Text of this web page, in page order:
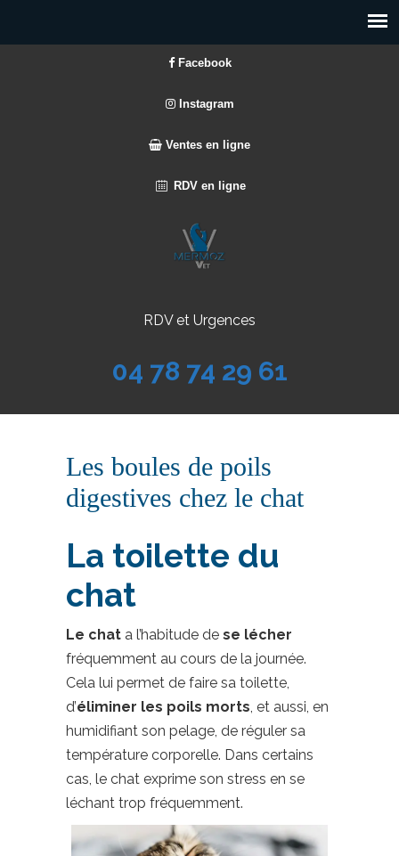
Facebook
Instagram
Ventes en ligne
RDV en ligne
RDV et Urgences
04 78 74 29 61
Les boules de poils
digestives chez le chat
La toilette du
chat
Le chat a l’habitude de se lécher
fréquemment au cours de la journée.
Cela lui permet de faire sa toilette,
d’éliminer les poils morts, et aussi, en
humidifiant son pelage, de réguler sa
température corporelle. Dans certains
cas, le chat exprime son stress en se
léchant trop fréquemment.